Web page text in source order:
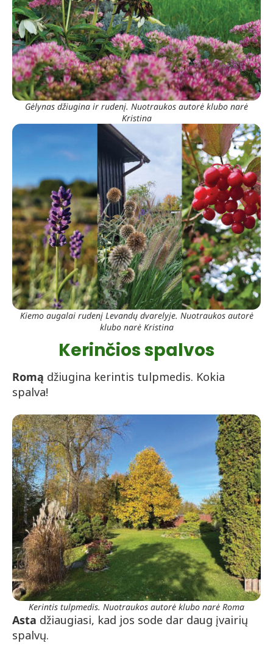
Gėlynas džiugina ir rudenį. Nuotraukos autorė klubo narė
Kristina
Kiemo augalai rudenį Levandų dvarelyje. Nuotraukos autorė
klubo narė Kristina
Kerinčios spalvos
Romą džiugina kerintis tulpmedis. Kokia
spalva!
Kerintis tulpmedis. Nuotraukos autorė klubo narė Roma
Asta džiaugiasi, kad jos sode dar daug įvairių
spalvų.